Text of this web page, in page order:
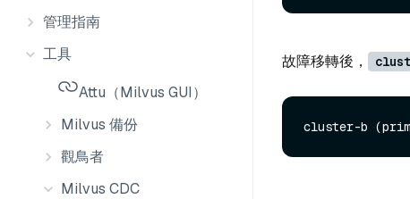
管理指南
工具
Attu（Milvus GUI）
Milvus 備份
觀鳥者
Milvus CDC
故障移轉後，